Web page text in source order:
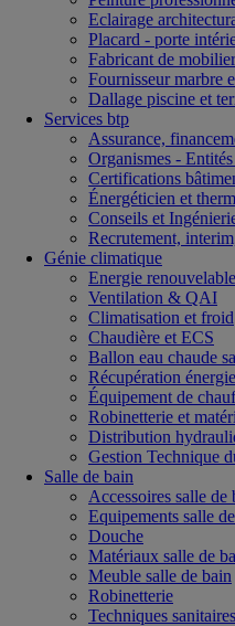
Eclairage
Placard - porte
Fabricant de
Fournisseur marbre
Dallage piscine et
Services btp
Assurance,
Organismes -
Certifications
Énergéticien et
Conseils et
Recrutement,
Génie climatique
Energie renouvelable
Ventilation & QAI
Climatisation et froid
Chaudière et ECS
Ballon eau chaude
Récupération
Équipement de
Robinetterie et
Distribution
Gestion Technique
Salle de bain
Accessoires salle de
Equipements salle
Douche
Matériaux salle de
Meuble salle de bain
Robinetterie
Techniques sanitaires